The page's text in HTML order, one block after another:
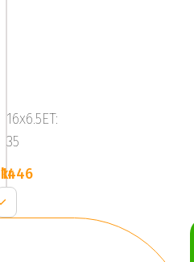
Black
16x6.5ET:
35
1446 kr